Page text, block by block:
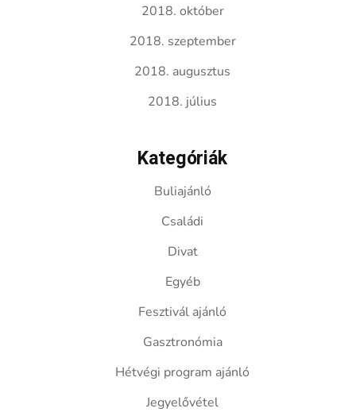
2018. október
2018. szeptember
2018. augusztus
2018. július
Kategóriák
Buliajánló
Családi
Divat
Egyéb
Fesztivál ajánló
Gasztronómia
Hétvégi program ajánló
Jegyelővétel